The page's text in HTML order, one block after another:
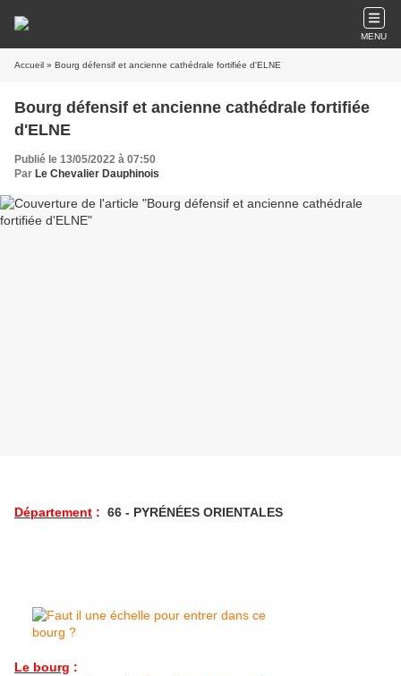
MENU
Accueil » Bourg défensif et ancienne cathédrale fortifiée d'ELNE
Bourg défensif et ancienne cathédrale fortifiée
d'ELNE
Publié le 13/05/2022 à 07:50
Par Le Chevalier Dauphinois
Département : 66 - PYRÉNÉES ORIENTALES
Le bourg :